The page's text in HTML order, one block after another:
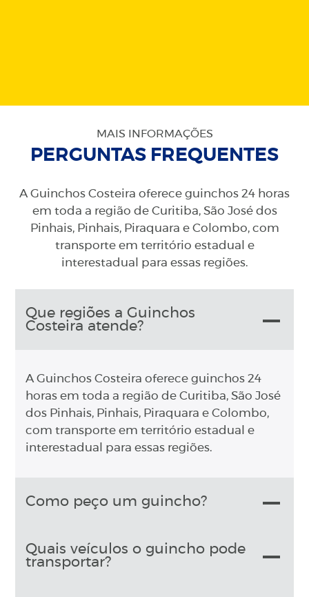
MAIS INFORMAÇÕES
PERGUNTAS FREQUENTES
A Guinchos Costeira oferece guinchos 24 horas
em toda a região de Curitiba, São José dos
Pinhais, Pinhais, Piraquara e Colombo, com
transporte em território estadual e
interestadual para essas regiões.
Que regiões a Guinchos
Costeira atende?
A Guinchos Costeira oferece guinchos 24
horas em toda a região de Curitiba, São José
dos Pinhais, Pinhais, Piraquara e Colombo,
com transporte em território estadual e
interestadual para essas regiões.
Como peço um guincho?
Quais veículos o guincho pode
transportar?